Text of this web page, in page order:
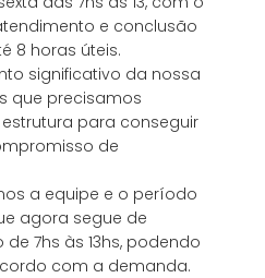
e conclusão
8 horas úteis.
significativo da nossa
que precisamos
para conseguir
de
a equipe e o período
agora segue de
7hs às 13hs, podendo
com a demanda.